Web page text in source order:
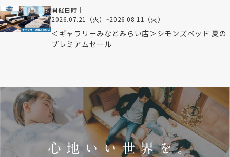
開催日時｜
2026.07.21（火） ~2026.08.11（火）
＜ギャラリーみなとみらい店＞シモンズベッド 夏の
プレミアムセール